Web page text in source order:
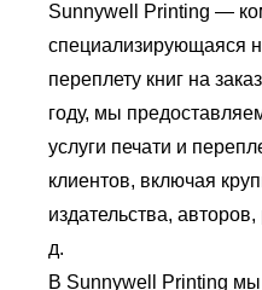
Sunnywell Printing —
специализирующаяся
переплету книг на
году, мы
услуги печати и
клиентов, включая
издательства,
д.
В Sunnywell Printing мы